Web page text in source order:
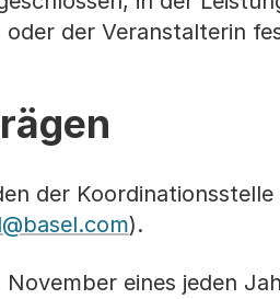
der Veranstalterin
der Koordinationsstelle
).
eines jeden